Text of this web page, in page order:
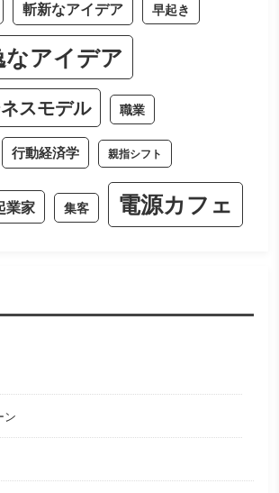
斬新なアイデア 早起き
なアイデア
スモデル 職業
行動経済学 親指シフト
業家 集客 電源カフェ
ン